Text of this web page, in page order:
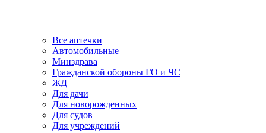
Все аптечки
Автомобильные
Минздрава
Гражданской обороны ГО и ЧС
ЖД
Для дачи
Для новорожденных
Для судов
Для учреждений